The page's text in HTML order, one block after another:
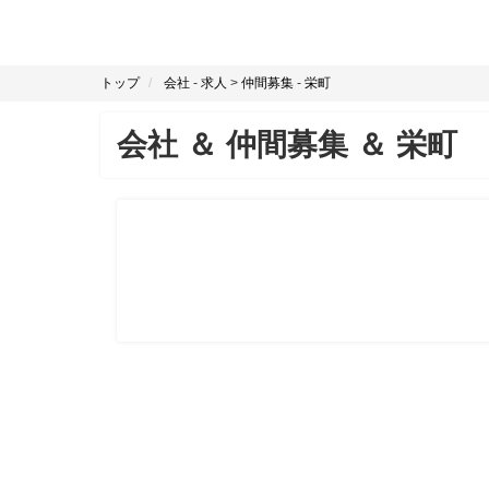
トップ 会社 - 求人 > 仲間募集 - 栄町
会社 ＆仲間募集 ＆ 栄町